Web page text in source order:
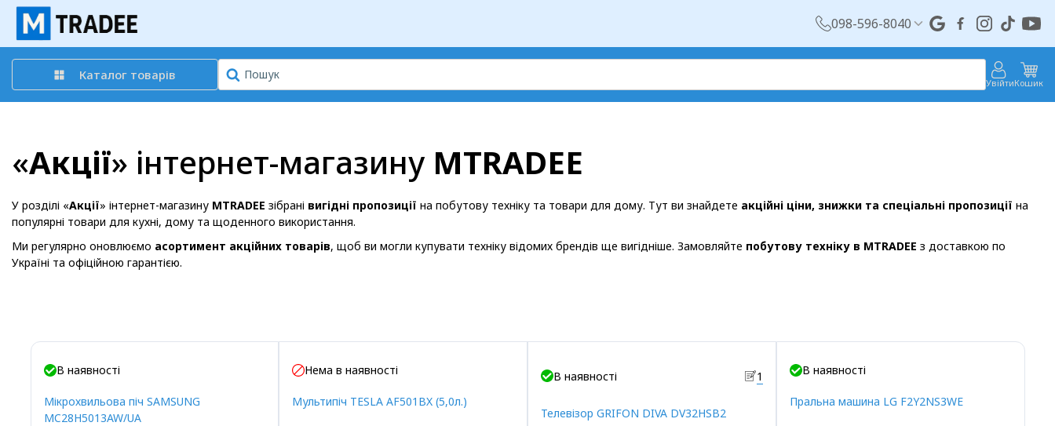
098-596-8040
Каталог товарів
УвійтиКошик
«Акції» інтернет-магазину MTRADEE
У розділі «Акції» інтернет-магазину MTRADEE зібрані вигідні пропозиції на побутову техніку та товари для дому. Тут ви знайдете акційні ціни, знижки та спеціальні пропозиції на
популярні товари для кухні, дому та щоденного використання.
Ми регулярно оновлюємо асортимент акційних товарів, щоб ви могли купувати техніку відомих брендів ще вигідніше. Замовляйте побутову техніку в MTRADEE з доставкою по
Україні та офіційною гарантією.
Акція
В наявності
Мікрохвильова піч SAMSUNG
MC28H5013AW/UA
Нема в наявності
Мультипіч TESLA AF501BX (5,0л.)
В наявності 1
Телевізор GRIFON DIVA DV32HSB2
Акція
В наявності
Пральна машина LG F2Y2NS3WE